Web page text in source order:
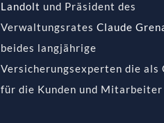
Landolt und Präsident des
VerwaltungsratesClaude
beides langjährige
Versicherungsexperten die als
für die Kunden und Mitarbeiter